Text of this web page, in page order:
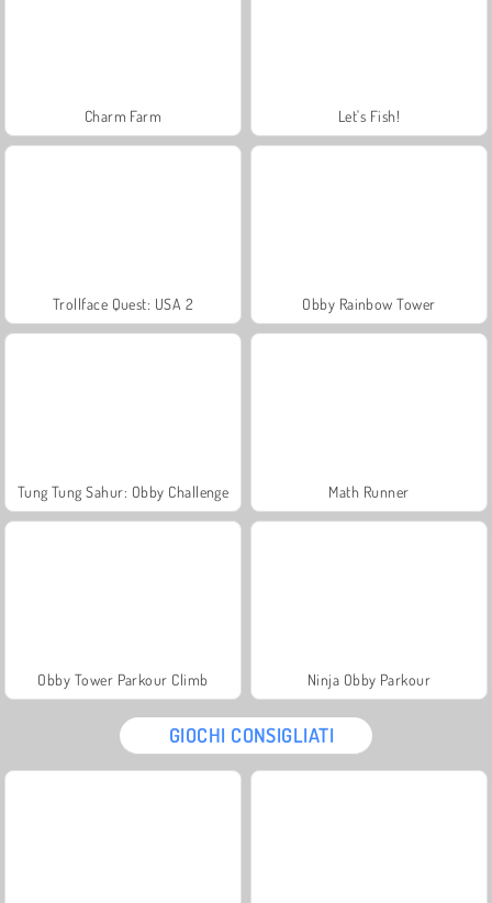
Charm Farm Let's Fish!
Trollface Quest: USA 2 Obby Rainbow Tower
Tung Tung Sahur: Obby Challenge Math Runner
Obby Tower Parkour Climb Ninja Obby Parkour
GIOCHI CONSIGLIATI